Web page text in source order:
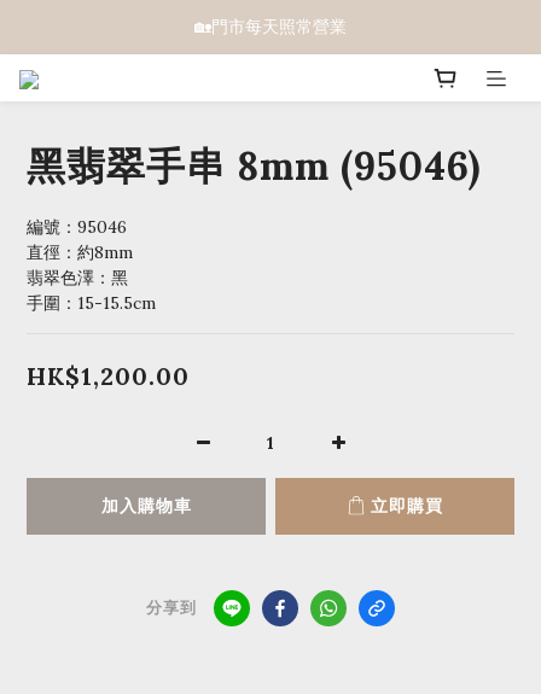
🏡門市每天照常營業
黑翡翠手串 8mm (95046)
編號：95046
直徑：約8mm
翡翠色澤：黑
手圍：15-15.5cm
HK$1,200.00
加入購物車 立即購買
分享到